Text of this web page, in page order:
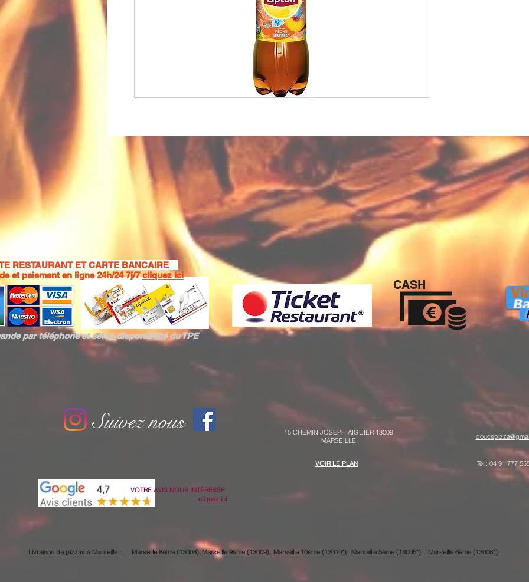
CASH
RESTAURANT ET CARTE BANCAIRE
et paiement en ligne 24h/24 7j/7cliquez ici
par téléphoneet selondisponibilité du TPE
Suivez nous
VOTRE AVIS NOUS INTÉRESSE
cliquez ici
15 CHEMIN JOSEPH AIGUIER 13009
MARSEILLE
VOIR LE PLAN Tel : 04 91 777
Livraison de pizzas à Marseille : Marseille 8ème (13008),Marseille 9ème (13009), Marseille 10ème (13010*) Marseille 5ème (13005*) Marseille 6ème (13006*)